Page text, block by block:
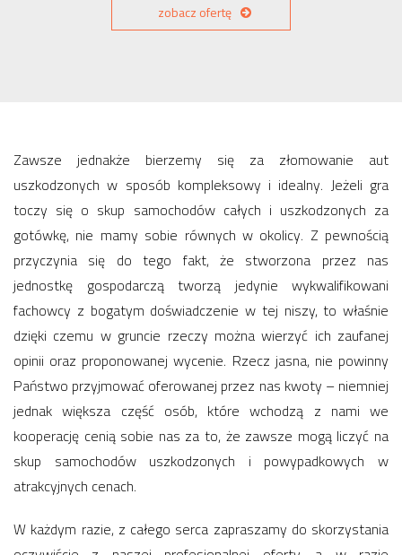
zobacz ofertę
Zawsze jednakże bierzemy się za złomowanie aut
uszkodzonych w sposób kompleksowy i idealny. Jeżeli gra
toczy się o skup samochodów całych i uszkodzonych za
gotówkę, nie mamy sobie równych w okolicy. Z pewnością
przyczynia się do tego fakt, że stworzona przez nas
jednostkę gospodarczą tworzą jedynie wykwalifikowani
fachowcy z bogatym doświadczenie w tej niszy, to właśnie
dzięki czemu w gruncie rzeczy można wierzyć ich zaufanej
opinii oraz proponowanej wycenie. Rzecz jasna, nie powinny
Państwo przyjmować oferowanej przez nas kwoty – niemniej
jednak większa część osób, które wchodzą z nami we
kooperację cenią sobie nas za to, że zawsze mogą liczyć na
skup samochodów uszkodzonych i powypadkowych w
atrakcyjnych cenach.
W każdym razie, z całego serca zapraszamy do skorzystania